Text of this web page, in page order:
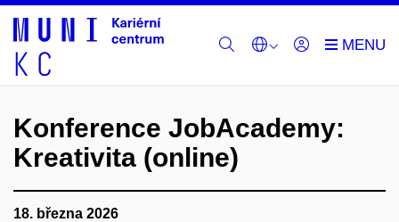
Konference JobAcademy:
Kreativita (online)
18. března 2026